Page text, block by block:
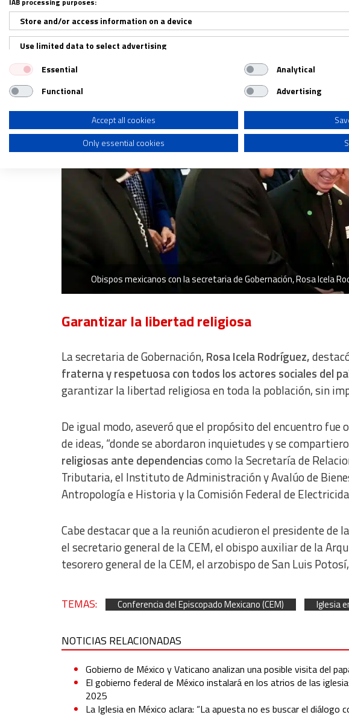
principios de fraternidad, solidaridady respeto a los
Obispos mexicanos con la secretaria de Gobernación, Rosa Icela
Garantizar la libertad religiosa
La secretaria de Gobernación, Rosa Icela Rodríguez,
fraterna y respetuosa con todos los actores sociales del
garantizar la libertad religiosa en toda la población, sin
De igual modo, aseveró que el propósito del encuentro
de ideas, “donde se abordaron inquietudes y se
religiosas ante dependenciascomo la Secretaría de
Tributaria, el Instituto de Administración y Avalúo de
Antropología e Historia y la Comisión Federal de
Cabe destacar que a la reunión acudieron el presidente de
el secretario general de la CEM, el obispo auxiliar de la
tesorero general de la CEM, el arzobispo de San Luis Potosí,
TEMAS: Conferencia del Episcopado Mexicano (CEM) Iglesia
NOTICIAS RELACIONADAS
Gobierno de México y Vaticano analizan una posible visita del
El gobierno federal de México instalará en los atrios de las
2025
La Iglesia en México aclara: “La apuesta no es buscar el
Store and/or access information on a device
Use limited data to select advertising
Create profiles for personalised advertising
Use profiles to select personalised advertising
Create profiles to personalise content
Use profiles to select personalised content
Measure advertising performance
Measure content performance
Understand audiences through statistics or combinations of data from different
Develop and improve services
Identify devices based on information actively requested
Non-IAB processing purposes:
Advertising
Essential
Analytical
Functional
Advertising
Accept all cookies
Only essential cookies